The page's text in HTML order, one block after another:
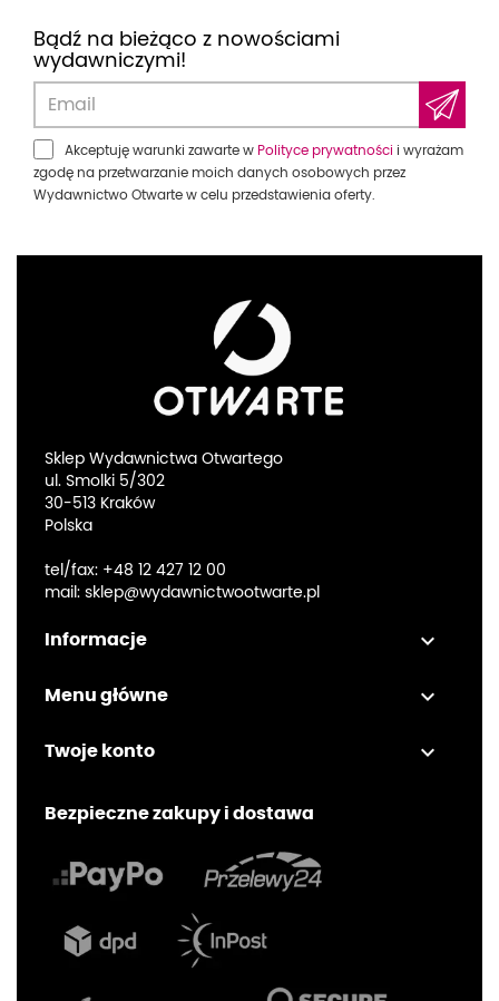
Bądź na bieżąco z nowościami
wydawniczymi!
Akceptuję warunki zawarte w Polityce prywatności i wyrażam
zgodę na przetwarzanie moich danych osobowych przez
Wydawnictwo Otwarte w celu przedstawienia oferty.
Sklep Wydawnictwa Otwartego
ul. Smolki 5/302
30-513 Kraków
Polska
tel/fax: +48 12 427 12 00
mail: sklep@wydawnictwootwarte.pl
Informacje 
Menu główne 
Twoje konto 
Bezpieczne zakupy i dostawa